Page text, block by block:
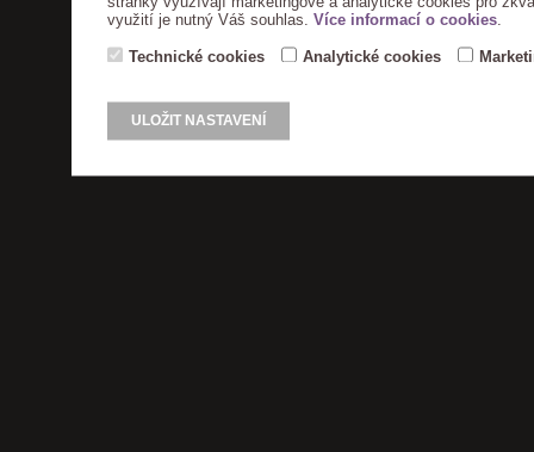
využití je nutný Váš souhlas. Více informací o cookies.
Technické cookies Analytické cookies
ULOŽIT NASTAVENÍ